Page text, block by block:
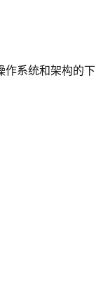
系统和架构的